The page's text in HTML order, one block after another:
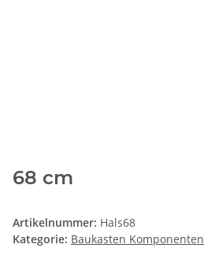
68 cm
Artikelnummer: Hals68
Kategorie: Baukasten Komponenten